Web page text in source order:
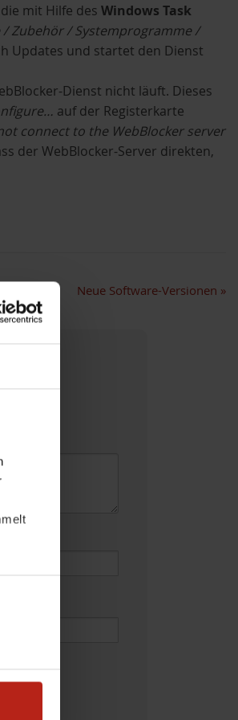
.
mit Hilfe des Windows Task
Zubehör / Systemprogramme /
Updates und startet den Dienst
Dienst nicht läuft. Dieses
auf der Registerkarte
connect to the WebBlocker server
der WebBlocker-Server direkten,
Neue Software-Versionen »